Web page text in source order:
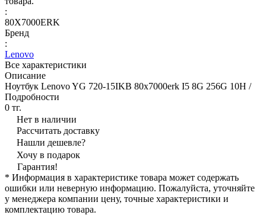
:
80X7000ERK
Бренд
:
Lenovo
Все характеристики
Описание
Ноутбук Lenovo YG 720-15IKB 80x7000erk I5 8G 256G 10H /
Подробности
0 тг.
Нет в наличии
Рассчитать доставку
Нашли дешевле?
Хочу в подарок
Гарантия!
* Информация в характеристике товара может содержать
ошибки или неверную информацию. Пожалуйста, уточняйте
у менеджера компании цену, точные характеристики и
комплектацию товара.